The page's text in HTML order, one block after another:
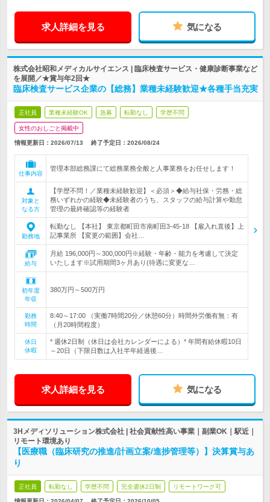
求人詳細を見る 気になる
株式会社昭和メディカルサイエンス | 臨床検査サービス・健康診断事業など
を展開／★賞与年2回★
臨床検査サービス企業の【総務】業種未経験歓迎★各種手当充実
正社員 業種未経験OK 急募 転勤なし 学歴不問
女性のおしごと掲載中
情報更新日：2026/07/13 終了予定日： 2026/08/24
仕事内容
管理本部総務課にて総務業務全般と人事業務をお任せします！
対象と
なる方
【学歴不問！／業種未経験歓迎】＜必須＞◆給与社保・労務・総
務いずれかの経験◆未経験者のうち、スタッフの給与計算や勤怠
管理の最終確認等の経験者
勤務地
転勤なし 【本社】 東京都町田市南町田3-45-18 【雇入れ直後】上
記事業所 【変更の範囲】会社…
給与
月給 196,000円～300,000円※経験・年齢・能力を考慮して決定
いたします※試用期間3ヶ月あり(待遇に変更な…
初年度
年収
380万円～500万円
勤務
時間
8:40～17:00 （実働7時間20分／休憩60分）時間外労働有無：有
（月20時間程度）
休日
休暇
* 週休2日制（休日は会社カレンダーによる）* 年間有給休暇10日
～20日（下限日数は入社半年経過後…
求人詳細を見る 気になる
3Hメディソリューション株式会社 | 社会貢献性高い事業｜副業OK｜駅近｜
リモート環境あり
【医療職（臨床研究の推進/計画立案/進捗管理等）】決算賞与あ
り
正社員 転勤なし 学歴不問 完全週休2日制 リモートワーク可